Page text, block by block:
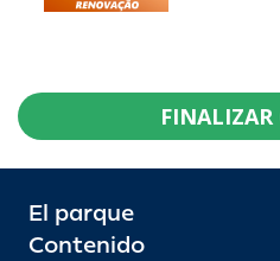
FINALIZAR
El parque
Contenido